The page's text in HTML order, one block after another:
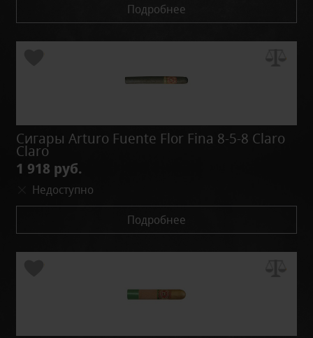
Подробнее
Сигары Arturo Fuente Flor Fina 8-5-8 Claro
Claro
1 918 руб.
Недоступно
Подробнее